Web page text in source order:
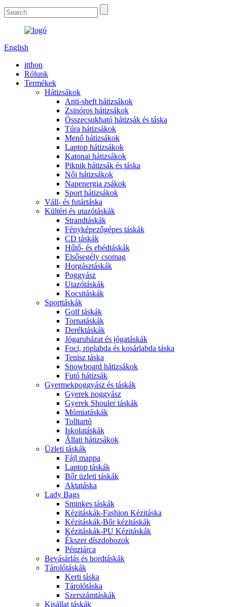
English
itthon
Rólunk
Termékek
Hátizsákok
Anti-sheft hátizsákok
Zsinóros hátizsákok
Összecsukható hátizsák és táska
Túra hátizsákok
Menő hátizsákok
Laptop hátizsákok
Katonai hátizsákok
Piknik hátizsák és táska
Női hátizsákok
Napenergia zsákok
Sport hátizsákok
Váll- és futártáska
Kültéri és utazótáskák
Strandtáskák
Fényképezőgépes táskák
CD táskák
Hűtő- és ebédtáskák
Elsősegély csomag
Horgásztáskák
Poggyász
Utazótáskák
Kocsitáskák
Sporttáskák
Golf táskák
Tornatáskák
Deréktáskák
Jógaruházat és jógatáskák
Foci, röplabda és kosárlabda táska
Tenisz táska
Snowboard hátizsákok
Futó hátizsák
Gyermekpoggyász és táskák
Gyerek poggyász
Gyerek Shouler táskák
Múmiatáskák
Tolltartó
Iskolatáskák
Állati hátizsákok
Üzleti táskák
Fájl mappa
Laptop táskák
Bőr üzleti táskák
Aktatáska
Lady Bags
Sminkes táskák
Kézitáskák-Fashion Kézitáska
Kézitáskák-Bőr kézitáskák
Kézitáskák-PU Kézitáskák
Ékszer díszdobozok
Pénztárca
Bevásárlás és hordtáskák
Tárolótáskák
Kerti táska
Tárolótáska
Szerszámtáskák
Kisállat táskák